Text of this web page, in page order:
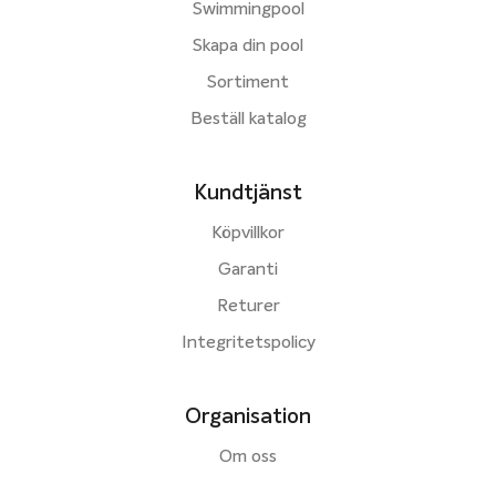
Swimmingpool
Skapa din pool
Sortiment
Beställ katalog
Kundtjänst
Köpvillkor
Garanti
Returer
Integritetspolicy
Organisation
Om oss